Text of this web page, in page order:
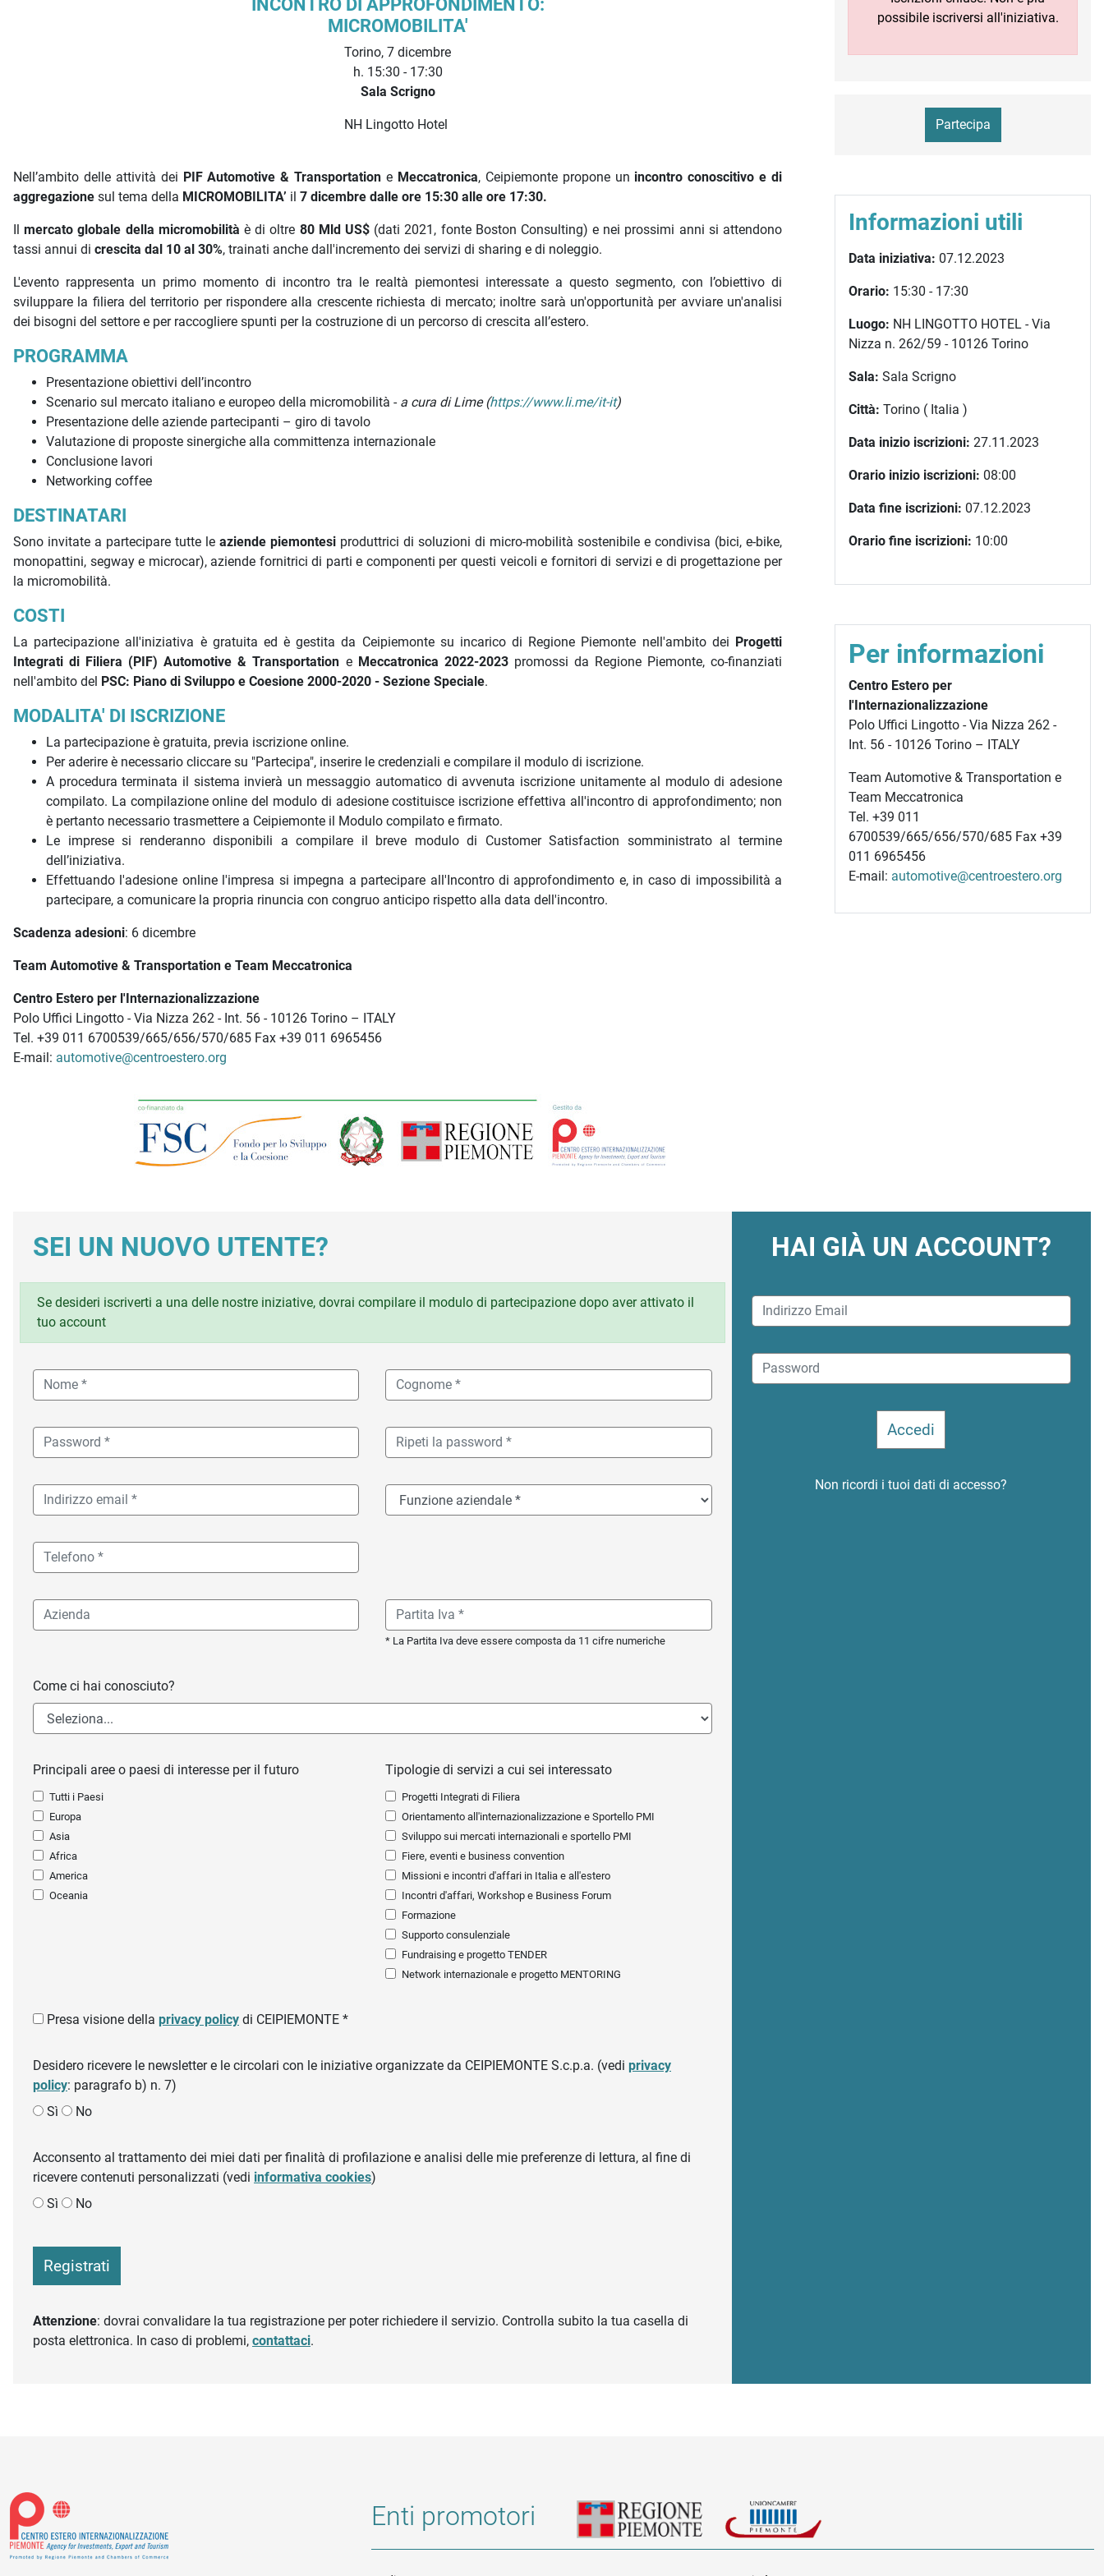
MICROMOBILITA'
Torino, 7 dicembre
h. 15:30 - 17:30
Sala Scrigno
NH Lingotto Hotel
Nell’ambito delle attività dei PIF Automotive & Transportation e Meccatronica, Ceipiemonte propone un incontro conoscitivo e di
aggregazione sul tema della MICROMOBILITA’ il 7 dicembre dalle ore 15:30 alle ore 17:30.
Ilmercato globale della micromobilità è di oltre 80 Mld US$(dati 2021, fonte Boston Consulting) e nei prossimi anni si attendono
tassi annui di crescita dal 10 al 30%, trainati anche dall'incremento dei servizi di sharing e di noleggio.
L'evento rappresenta un primo momento di incontro tra le realtà piemontesi interessate a questo segmento, con l’obiettivo di
sviluppare la filiera del territorio per rispondere alla crescente richiesta di mercato; inoltre sarà un'opportunità per avviare un'analisi
dei bisogni del settore e per raccogliere spunti per la costruzione di un percorso di crescita all’estero.
PROGRAMMA
Presentazione obiettivi dell’incontro
Scenario sul mercato italiano e europeo della micromobilità - a cura di Lime (https://www.li.me/it-it)
Presentazione delle aziende partecipanti – giro di tavolo
Valutazione di proposte sinergiche alla committenza internazionale
Conclusione lavori
Networking coffee
DESTINATARI
Sono invitate a partecipare tutte le aziende piemontesi produttrici di soluzioni di micro-mobilità sostenibile e condivisa (bici, e-bike,
monopattini, segway e microcar), aziende fornitrici di parti e componenti per questi veicoli e fornitori di servizi e di progettazione per
la micromobilità.
COSTI
La partecipazione all'iniziativa è gratuita ed è gestita da Ceipiemonte su incarico di Regione Piemonte nell'ambito dei Progetti
Integrati di Filiera (PIF) Automotive & Transportation e Meccatronica 2022-2023promossi da Regione Piemonte, co-finanziati
nell'ambito del PSC: Piano di Sviluppo e Coesione 2000-2020 - Sezione Speciale.
MODALITA' DI ISCRIZIONE
La partecipazione è gratuita, previa iscrizione online.
Per aderire è necessario cliccare su "Partecipa", inserire le credenziali e compilare il modulo di iscrizione.
A procedura terminata il sistema invierà un messaggio automatico di avvenuta iscrizione unitamente al modulo di adesione
compilato. La compilazione online del modulo di adesione costituisce iscrizione effettiva all'incontro di approfondimento; non
è pertanto necessario trasmettere a Ceipiemonte il Modulo compilato e firmato.
Le imprese si renderanno disponibili a compilare il breve modulo di Customer Satisfaction somministrato al termine
dell’iniziativa.
Effettuando l'adesione online l'impresa si impegna a partecipare all'Incontro di approfondimento e, in caso di impossibilità a
partecipare, a comunicare la propria rinuncia con congruo anticipo rispetto alla data dell'incontro.
Scadenza adesioni: 6 dicembre
Team Automotive & Transportation e Team Meccatronica
Centro Estero per l'Internazionalizzazione
Polo Uffici Lingotto - Via Nizza 262 - Int. 56 - 10126 Torino – ITALY
Tel. +39 011 6700539/665/656/570/685 Fax +39 011 6965456
E-mail: automotive@centroestero.org
possibile iscriversi all'iniziativa.
Partecipa
Informazioni utili
Data iniziativa: 07.12.2023
Orario: 15:30 - 17:30
Luogo: NH LINGOTTO HOTEL - Via
Nizza n. 262/59 - 10126 Torino
Sala: Sala Scrigno
Città: Torino ( Italia )
Data inizio iscrizioni: 27.11.2023
Orario inizio iscrizioni: 08:00
Data fine iscrizioni: 07.12.2023
Orario fine iscrizioni: 10:00
Per informazioni
Centro Estero per
l'Internazionalizzazione
Polo Uffici Lingotto - Via Nizza 262 -
Int. 56 - 10126 Torino – ITALY
Team Automotive & Transportation e
Team Meccatronica
Tel. +39 011
6700539/665/656/570/685 Fax +39
011 6965456
E-mail: automotive@centroestero.org
SEI UN NUOVO UTENTE?
Se desideri iscriverti a una delle nostre iniziative, dovrai compilare il modulo di partecipazione dopo aver attivato il
tuo account
* La Partita Iva deve essere composta da 11 cifre numeriche
Come ci hai conosciuto?
Principali aree o paesi di interesse per il futuro
Tutti i Paesi
Europa
Asia
Africa
America
Oceania
Tipologie di servizi a cui sei interessato
Progetti Integrati di Filiera
Orientamento all'internazionalizzazione e Sportello PMI
Sviluppo sui mercati internazionali e sportello PMI
Fiere, eventi e business convention
Missioni e incontri d'affari in Italia e all'estero
Incontri d'affari, Workshop e Business Forum
Formazione
Supporto consulenziale
Fundraising e progetto TENDER
Network internazionale e progetto MENTORING
Presa visione della privacy policy di CEIPIEMONTE *
Desidero ricevere le newsletter e le circolari con le iniziative organizzate da CEIPIEMONTE S.c.p.a. (vedi privacy
policy: paragrafo b) n. 7)
Sì
No
Acconsento al trattamento dei miei dati per finalità di profilazione e analisi delle mie preferenze di lettura, al fine di
ricevere contenuti personalizzati (vedi informativa cookies)
Sì
No
Registrati
Attenzione: dovrai convalidare la tua registrazione per poter richiedere il servizio. Controlla subito la tua casella di
posta elettronica. In caso di problemi, contattaci.
HAI GIÀ UN ACCOUNT?
Non ricordi i tuoi dati di accesso?
Enti promotori